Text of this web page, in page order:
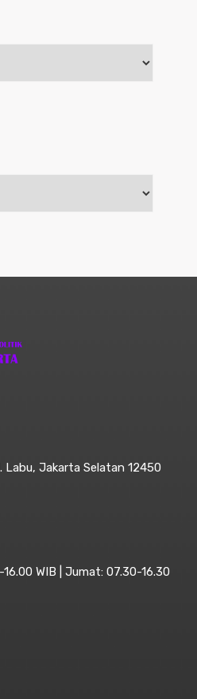
Labu, Jakarta Selatan 12450
WIB | Jumat: 07.30-16.30